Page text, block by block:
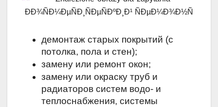
демонтаж старых покрытий (с
потолка, пола и стен);
замену или ремонт окон;
замену или окраску труб и
радиаторов систем водо- и
теплоснабжения, системы